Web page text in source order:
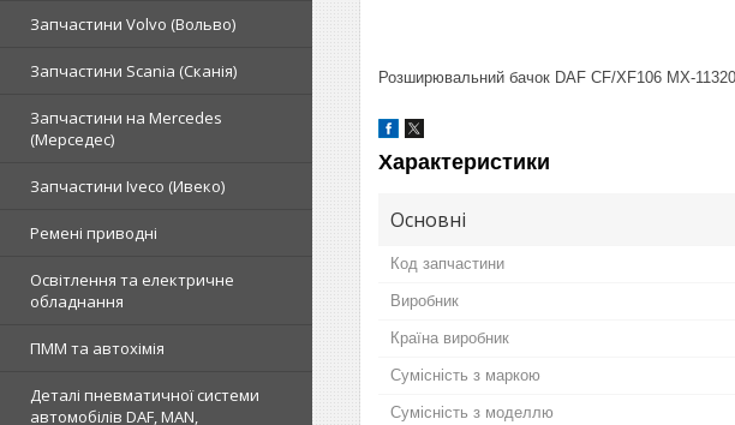
Запчастини Volvo (Вольво)
Запчастини Scania (Сканія)
Запчастини на Mercedes
(Мерседес)
Запчастини Iveco (Ивеко)
Ремені приводні
Освітлення та електричне
обладнання
ПММ та автохімія
Деталі пневматичної системи
автомобілів DAF, MAN,
Розширювальний бачок DAF CF/XF106 MX-
Характеристики
Основні
Код запчастини
Виробник
Країна виробник
Сумісність з маркою
Сумісність з моделлю